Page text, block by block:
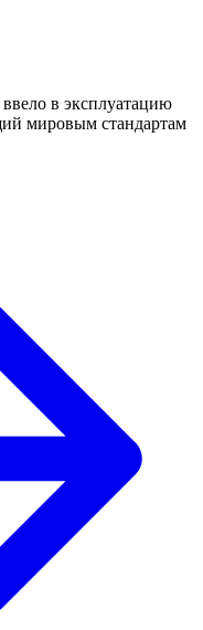
в эксплуатацию
мировым стандартам